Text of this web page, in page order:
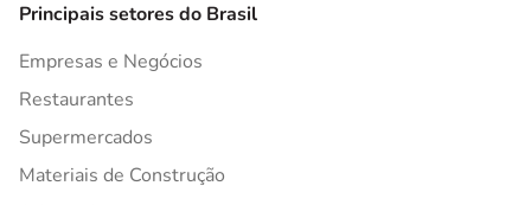
Principais setores do Brasil
Empresas e Negócios
Restaurantes
Supermercados
Materiais de Construção